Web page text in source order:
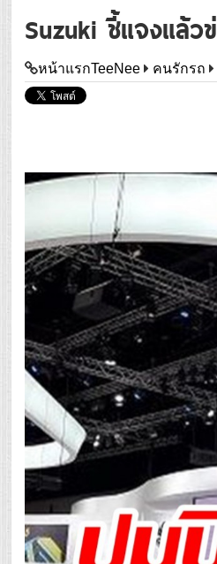
Suzuki ชี้แจงแล้ว
หน้าแรกTeeNee คนรักรถ